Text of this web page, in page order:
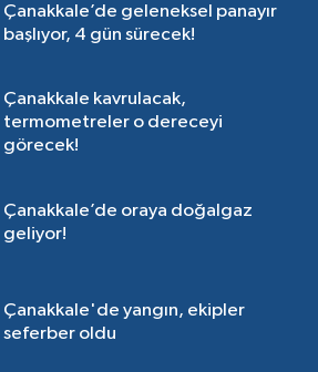
Çanakkale’de geleneksel panayır
başlıyor, 4 gün sürecek!
Çanakkale kavrulacak,
termometreler o dereceyi
görecek!
Çanakkale’de oraya doğalgaz
geliyor!
Çanakkale'de yangın, ekipler
seferber oldu